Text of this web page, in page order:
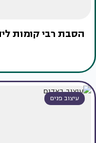
הסבת רבי קומות
עיצוב פנים